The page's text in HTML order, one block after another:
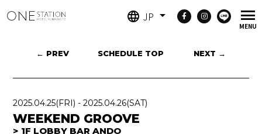
JP
← PREV SCHEDULE TOP NEXT →
2025.04.25(FRI) -2025.04.26(SAT)
WEEKEND GROOVE
1F LOBBY BAR ANDO